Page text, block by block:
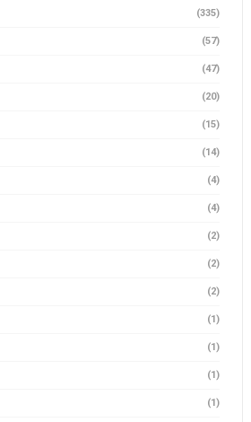
(335)
(57)
(47)
(20)
(15)
(14)
(4)
(4)
(2)
(2)
(2)
(1)
(1)
(1)
(1)